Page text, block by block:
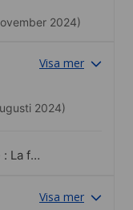
2024)
Visa mer
2024)
: La fin
Visa mer